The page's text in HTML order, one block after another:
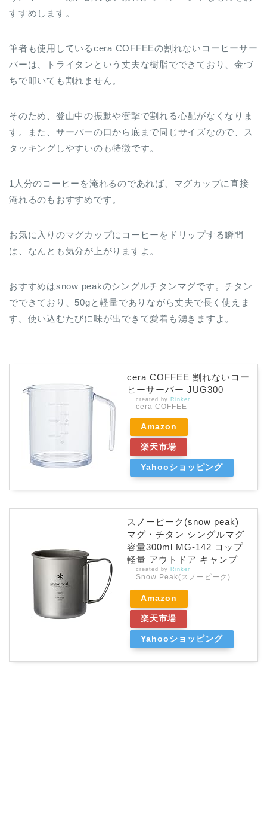
すすめします。
筆者も使用しているcera COFFEEの割れないコーヒーサー
バーは、トライタンという丈夫な樹脂でできており、金づ
ちで叩いても割れません。
そのため、登山中の振動や衝撃で割れる心配がなくなりま
す。また、サーバーの口から底まで同じサイズなので、ス
タッキングしやすいのも特徴です。
1人分のコーヒーを淹れるのであれば、マグカップに直接
淹れるのもおすすめです。
お気に入りのマグカップにコーヒーをドリップする瞬間
は、なんとも気分が上がりますよ。
おすすめはsnow peakのシングルチタンマグです。チタン
でできており、50gと軽量でありながら丈夫で長く使えま
す。使い込むたびに味が出できて愛着も湧きますよ。
cera COFFEE 割れないコー
ヒーサーバー JUG300
created by Rinker
cera COFFEE
Amazon
楽天市場
Yahooショッピング
スノーピーク(snow peak)
マグ・チタン シングルマグ
容量300ml MG-142 コップ
軽量 アウトドア キャンプ
created by Rinker
Snow Peak(スノーピーク)
Amazon
楽天市場
Yahooショッピング